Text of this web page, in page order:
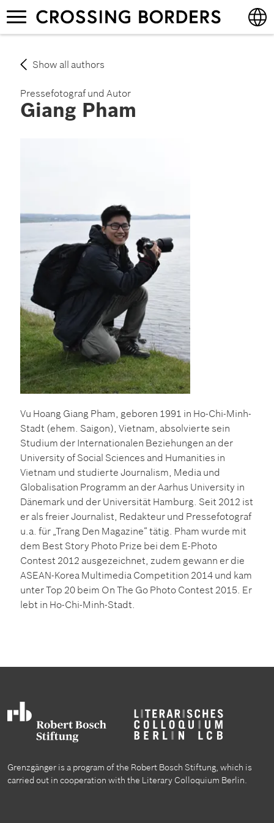
Skip
to
main
Toggle
navigation
Show all authors
Pressefotograf und Autor
Giang Pham
Vu Hoang Giang Pham, geboren 1991 in Ho-Chi-Minh-
Stadt (ehem. Saigon), Vietnam, absolvierte sein
Studium der Internationalen Beziehungen an der
University of Social Sciences and Humanities in
Vietnam und studierte Journalism, Media und
Globalisation Programm an der Aarhus University in
Dänemark und der Universität Hamburg. Seit 2012 ist
er als freier Journalist, Redakteur und Pressefotograf
u.a. für „Trang Den Magazine“ tätig. Pham wurde mit
dem Best Story Photo Prize bei dem E-Photo
Contest 2012 ausgezeichnet, zudem gewann er die
ASEAN-Korea Multimedia Competition 2014 und kam
unter Top 20 beim On The Go Photo Contest 2015. Er
lebt in Ho-Chi-Minh-Stadt.
Grenzgänger is a program of the Robert Bosch Stiftung, which is
carried out in cooperation with the Literary Colloquium Berlin.